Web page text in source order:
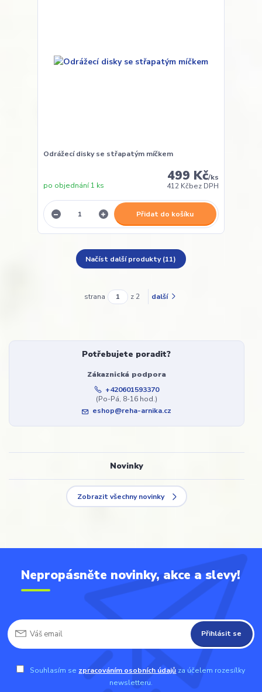
Odrážecí disky se střapatým míčkem
499 Kč/ks
412 Kčbez DPH
po objednání 1 ks
Přidat do košíku
Načíst další produkty (11)
strana z 2 další
Potřebujete poradit?
Zákaznická podpora
+420601593370
(Po-Pá, 8-16 hod.)
eshop@reha-arnika.cz
Novinky
Zobrazit všechny novinky
Nepropásněte novinky, akce a slevy!
Přihlásit se
Souhlasím se zpracováním osobních údajů za účelem rozesílky
newsletteru.